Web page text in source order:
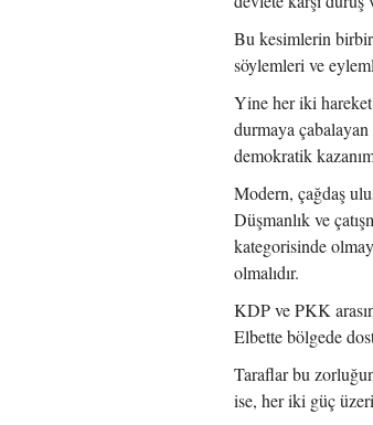
Bu kesimlerin
söylemleri ve
Yine her iki
durmaya
demokratik
Modern, çağdaş
Düşmanlık ve
kategorisinde
olmalıdır.
KDP ve PKK
Elbette bölgede
Taraflar bu
ise, her iki güç